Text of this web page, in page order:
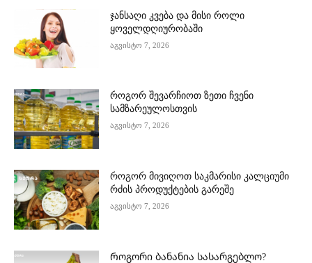
ჯანსაღი კვება და მისი როლი
ყოველდღიურობაში
აგვისტო 7, 2026
როგორ შევარჩიოთ ზეთი ჩვენი
სამზარეულოსთვის
აგვისტო 7, 2026
როგორ მივიღოთ საკმარისი კალციუმი
რძის პროდუქტების გარეშე
აგვისტო 7, 2026
Როგორი ბანანია სასარგებლო?